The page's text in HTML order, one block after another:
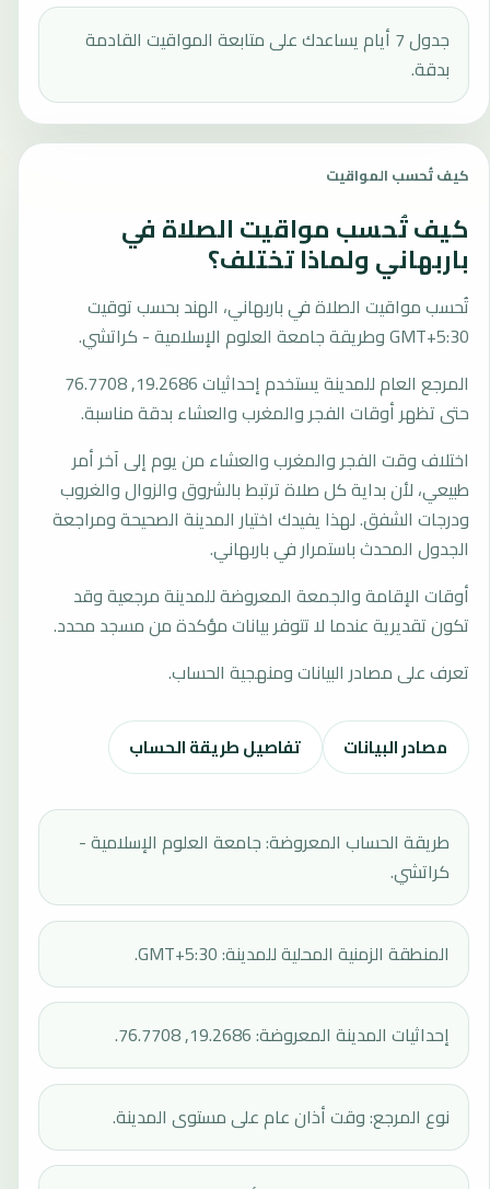
جدول 7 أيام يساعدك على متابعة المواقيت القادمة
بدقة.
كيف تُحسب المواقيت
كيف تُحسب مواقيت الصلاة في
باربهاني ولماذا تختلف؟
تُحسب مواقيت الصلاة في باربهاني، الهند بحسب توقيت
GMT+5:30 وطريقة جامعة العلوم الإسلامية - كراتشي.
المرجع العام للمدينة يستخدم إحداثيات 19.2686, 76.7708
حتى تظهر أوقات الفجر والمغرب والعشاء بدقة مناسبة.
اختلاف وقت الفجر والمغرب والعشاء من يوم إلى آخر أمر
طبيعي، لأن بداية كل صلاة ترتبط بالشروق والزوال والغروب
ودرجات الشفق. لهذا يفيدك اختيار المدينة الصحيحة ومراجعة
الجدول المحدث باستمرار في باربهاني.
أوقات الإقامة والجمعة المعروضة للمدينة مرجعية وقد
تكون تقديرية عندما لا تتوفر بيانات مؤكدة من مسجد محدد.
تعرف على مصادر البيانات ومنهجية الحساب.
مصادر البيانات تفاصيل طريقة الحساب
طريقة الحساب المعروضة: جامعة العلوم الإسلامية -
كراتشي.
المنطقة الزمنية المحلية للمدينة: GMT+5:30.
إحداثيات المدينة المعروضة: 19.2686, 76.7708.
نوع المرجع: وقت أذان عام على مستوى المدينة.